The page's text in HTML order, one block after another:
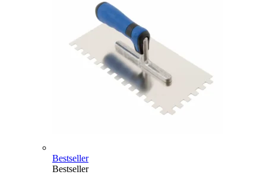
Bestseller
Bestseller